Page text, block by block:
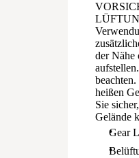
der Nähe
heißen
Sie
Gelände
Gear